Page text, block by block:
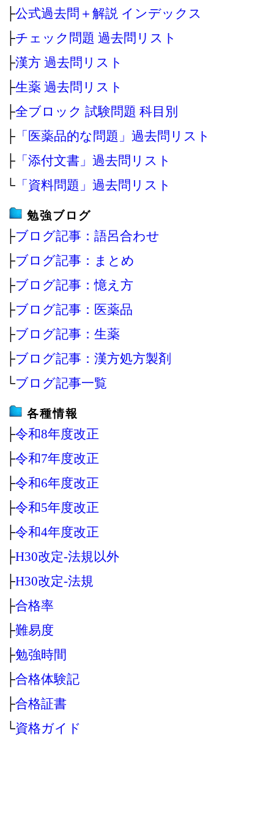
├公式過去問＋解説 インデックス
├チェック問題 過去問リスト
├漢方 過去問リスト
├生薬 過去問リスト
├全ブロック 試験問題 科目別
├ 「医薬品的な問題」過去問リスト
├ 「添付文書」過去問リスト
└ 「資料問題」過去問リスト
勉強ブログ
├ブログ記事：語呂合わせ
├ブログ記事：まとめ
├ブログ記事：憶え方
├ブログ記事：医薬品
├ブログ記事：生薬
├ブログ記事：漢方処方製剤
└ブログ記事一覧
各種情報
├令和8年度改正
├令和7年度改正
├令和6年度改正
├令和5年度改正
├令和4年度改正
├H30改定‐法規以外
├H30改定‐法規
├合格率
├難易度
├勉強時間
├合格体験記
├合格証書
└資格ガイド